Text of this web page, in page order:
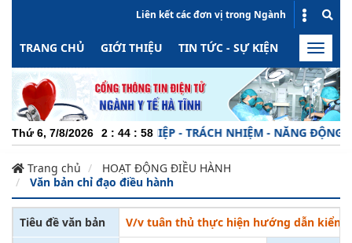
Liên kết các đơn vị trong Ngành
TRANG CHỦ GIỚI THIỆU TIN TỨC - SỰ KIỆN HOẠT
Toggle
Thứ 6, 7/8/2026 2 : 44 : 58
CHUYÊN NGHIỆP - TRÁCH NHIỆM - NĂNG ĐỘNG -
Trang chủ
HOẠT ĐỘNG ĐIỀU HÀNH
Văn bản chỉ đạo điều hành
Tiêu đề văn bản
V/v tuân thủ thực hiện hướng dẫn kiểm